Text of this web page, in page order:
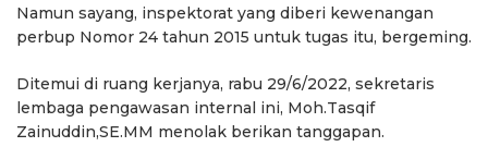
Namun sayang, inspektorat yang diberi kewenangan
perbup Nomor 24 tahun 2015 untuk tugas itu, bergeming.
Ditemui di ruang kerjanya, rabu 29/6/2022, sekretaris
lembaga pengawasan internal ini, Moh.Tasqif
Zainuddin,SE.MM menolak berikan tanggapan.